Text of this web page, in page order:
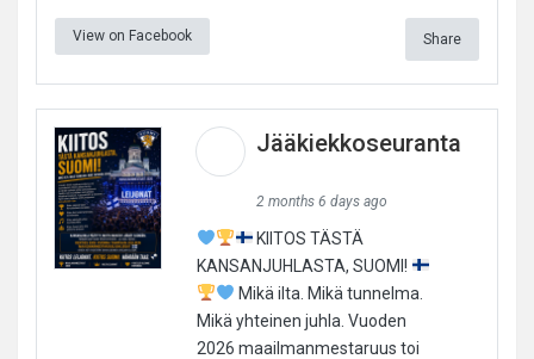
View on Facebook Share
Jääkiekkoseuranta
2 months 6 days ago
KIITOS TÄSTÄ
KANSANJUHLASTA, SUOMI!
Mikä ilta. Mikä tunnelma.
Mikä yhteinen juhla. Vuoden
2026 maailmanmestaruus toi